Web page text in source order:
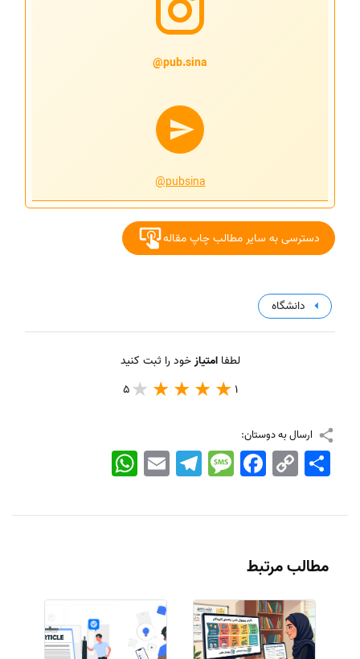
pub.sina@
@pubsina
دسترسی به سایر مطالب چاپ مقاله
دانشگاه
لطفاامتیازخود را ثبت کنید
1
5
ارسال به دوستان:
WhatsApp EmailTelegramMessageFacebook Copy
Link
اشتراک
مطالب مرتبط